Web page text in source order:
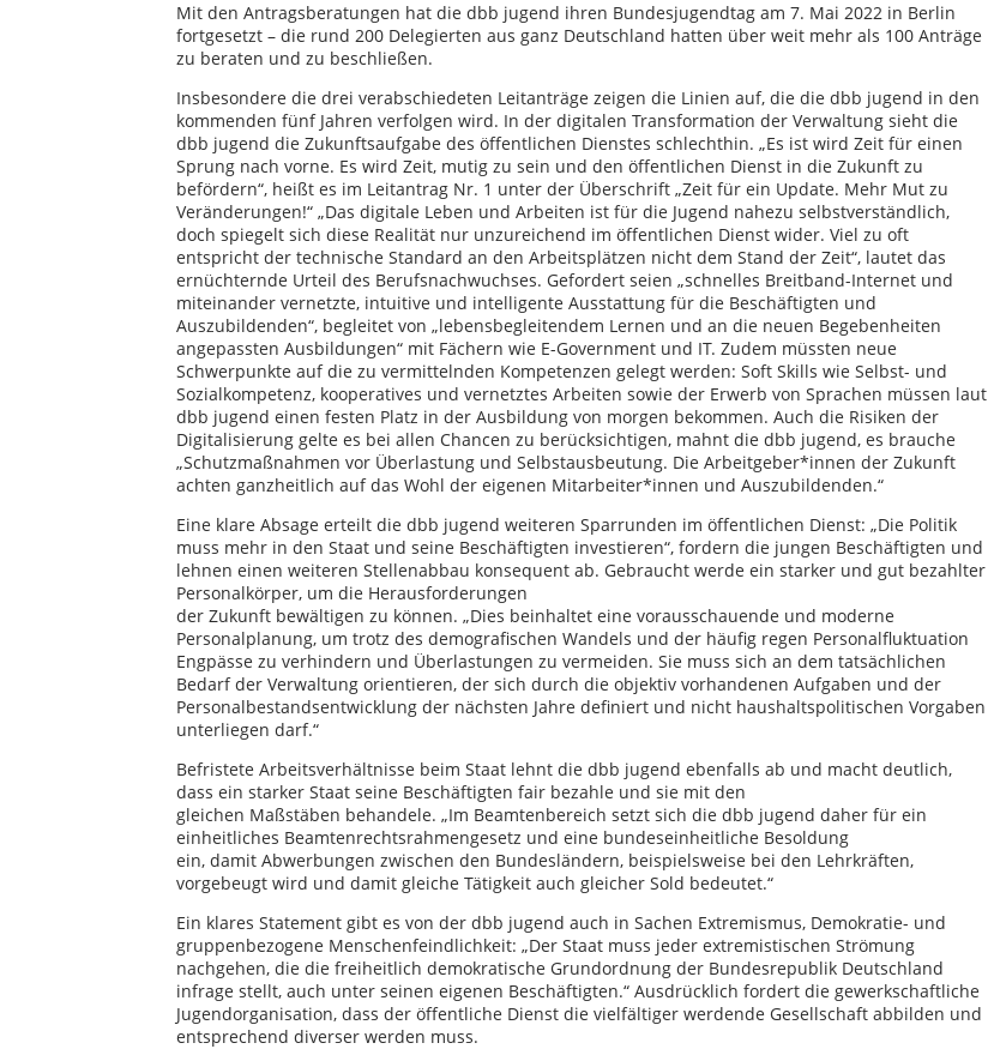
Mit den Antragsberatungen hat die dbb jugend ihren Bundesjugendtag am 7. Mai 2022 in Berlin
fortgesetzt – die rund 200 Delegierten aus ganz Deutschland hatten über weit mehr als 100 Anträge
zu beraten und zu beschließen.
Insbesondere die drei verabschiedeten Leitanträge zeigen die Linien auf, die die dbb jugend in den
kommenden fünf Jahren verfolgen wird. In der digitalen Transformation der Verwaltung sieht die
dbb jugend die Zukunftsaufgabe des öffentlichen Dienstes schlechthin. „Es ist wird Zeit für einen
Sprung nach vorne. Es wird Zeit, mutig zu sein und den öffentlichen Dienst in die Zukunft zu
befördern“, heißt es im Leitantrag Nr. 1 unter der Überschrift „Zeit für ein Update. Mehr Mut zu
Veränderungen!“ „Das digitale Leben und Arbeiten ist für die Jugend nahezu selbstverständlich,
doch spiegelt sich diese Realität nur unzureichend im öffentlichen Dienst wider. Viel zu oft
entspricht der technische Standard an den Arbeitsplätzen nicht dem Stand der Zeit“, lautet das
ernüchternde Urteil des Berufsnachwuchses. Gefordert seien „schnelles Breitband-Internet und
miteinander vernetzte, intuitive und intelligente Ausstattung für die Beschäftigten und
Auszubildenden“, begleitet von „lebensbegleitendem Lernen und an die neuen Begebenheiten
angepassten Ausbildungen“ mit Fächern wie E-Government und IT. Zudem müssten neue
Schwerpunkte auf die zu vermittelnden Kompetenzen gelegt werden: Soft Skills wie Selbst- und
Sozialkompetenz, kooperatives und vernetztes Arbeiten sowie der Erwerb von Sprachen müssen laut
dbb jugend einen festen Platz in der Ausbildung von morgen bekommen. Auch die Risiken der
Digitalisierung gelte es bei allen Chancen zu berücksichtigen, mahnt die dbb jugend, es brauche
„Schutzmaßnahmen vor Überlastung und Selbstausbeutung. Die Arbeitgeber*innen der Zukunft
achten ganzheitlich auf das Wohl der eigenen Mitarbeiter*innen und Auszubildenden.“
Eine klare Absage erteilt die dbb jugend weiteren Sparrunden im öffentlichen Dienst: „Die Politik
muss mehr in den Staat und seine Beschäftigten investieren“, fordern die jungen Beschäftigten und
lehnen einen weiteren Stellenabbau konsequent ab. Gebraucht werde ein starker und gut bezahlter
Personalkörper, um die Herausforderungen
der Zukunft bewältigen zu können. „Dies beinhaltet eine vorausschauende und moderne
Personalplanung, um trotz des demografischen Wandels und der häufig regen Personalfluktuation
Engpässe zu verhindern und Überlastungen zu vermeiden. Sie muss sich an dem tatsächlichen
Bedarf der Verwaltung orientieren, der sich durch die objektiv vorhandenen Aufgaben und der
Personalbestandsentwicklung der nächsten Jahre definiert und nicht haushaltspolitischen Vorgaben
unterliegen darf.“
Befristete Arbeitsverhältnisse beim Staat lehnt die dbb jugend ebenfalls ab und macht deutlich,
dass ein starker Staat seine Beschäftigten fair bezahle und sie mit den
gleichen Maßstäben behandele. „Im Beamtenbereich setzt sich die dbb jugend daher für ein
einheitliches Beamtenrechtsrahmengesetz und eine bundeseinheitliche Besoldung
ein, damit Abwerbungen zwischen den Bundesländern, beispielsweise bei den Lehrkräften,
vorgebeugt wird und damit gleiche Tätigkeit auch gleicher Sold bedeutet.“
Ein klares Statement gibt es von der dbb jugend auch in Sachen Extremismus, Demokratie- und
gruppenbezogene Menschenfeindlichkeit: „Der Staat muss jeder extremistischen Strömung
nachgehen, die die freiheitlich demokratische Grundordnung der Bundesrepublik Deutschland
infrage stellt, auch unter seinen eigenen Beschäftigten.“ Ausdrücklich fordert die gewerkschaftliche
Jugendorganisation, dass der öffentliche Dienst die vielfältiger werdende Gesellschaft abbilden und
entsprechend diverser werden muss.